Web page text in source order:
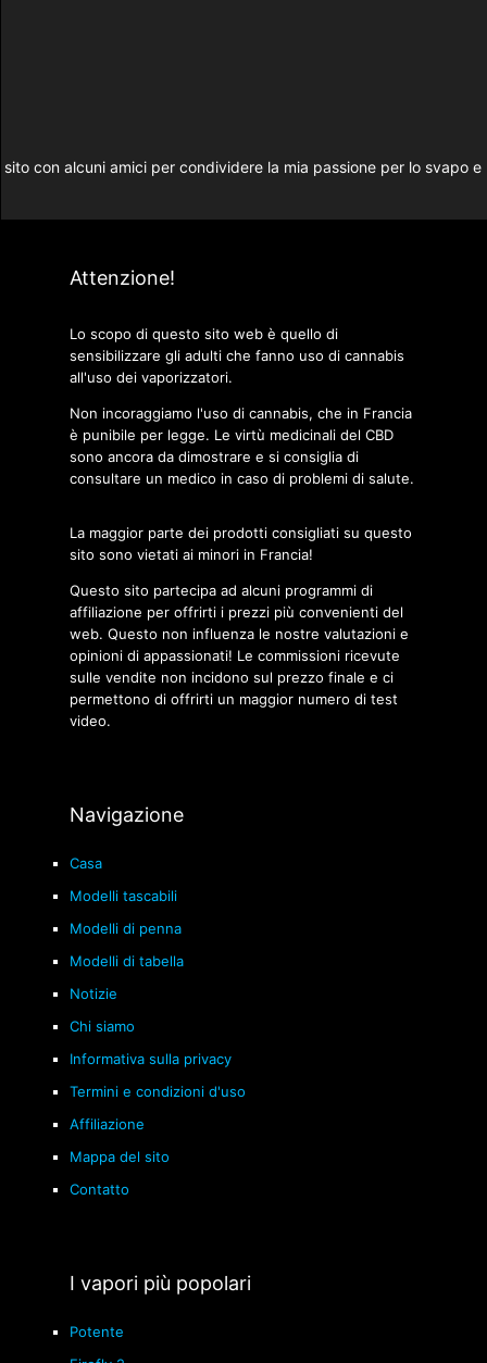
con alcuni amici per condividere la mia passione per lo svapo e
Attenzione!
Lo scopo di questo sito web è quello di
sensibilizzare gli adulti che fanno uso di cannabis
all'uso dei vaporizzatori.
Non incoraggiamo l'uso di cannabis, che in Francia
è punibile per legge. Le virtù medicinali del CBD
sono ancora da dimostrare e si consiglia di
consultare un medico in caso di problemi di salute.
La maggior parte dei prodotti consigliati su questo
sito sono vietati ai minori in Francia!
Questo sito partecipa ad alcuni programmi di
affiliazione per offrirti i prezzi più convenienti del
web. Questo non influenza le nostre valutazioni e
opinioni di appassionati! Le commissioni ricevute
sulle vendite non incidono sul prezzo finale e ci
permettono di offrirti un maggior numero di test
video.
Navigazione
Casa
Modelli tascabili
Modelli di penna
Modelli di tabella
Notizie
Chi siamo
Informativa sulla privacy
Termini e condizioni d'uso
Affiliazione
Mappa del sito
Contatto
I vapori più popolari
Potente